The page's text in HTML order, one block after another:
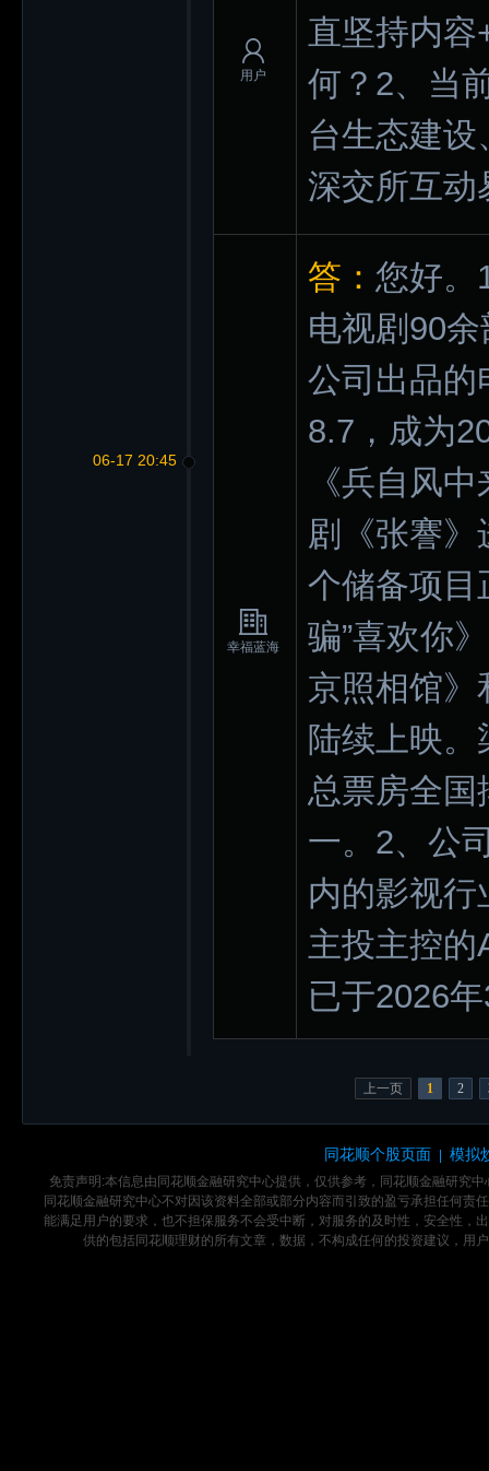
06-17 20:45
用户
直坚持内容
何？2、当
台生态建
深交所互动
幸福蓝海
答： 您好。
电视剧90
公司出品的
8.7，成为
《兵自风
剧《张謇
个储备项目
骗”喜欢你
京照相馆》
陆续上映
总票房全国
一。2、公
内的影视
主投主控的
已于2026
上一页 1 2
同花顺个股页面 模拟
免责声明:本信息由同花顺金融研究中心提供，仅供参考，同花顺金融研究
同花顺金融研究中心不对因该资料全部或部分内容而引致的盈亏承担任何
能满足用户的要求，也不担保服务不会受中断，对服务的及时性，安全性，
供的包括同花顺理财的所有文章，数据，不构成任何的投资建议，用